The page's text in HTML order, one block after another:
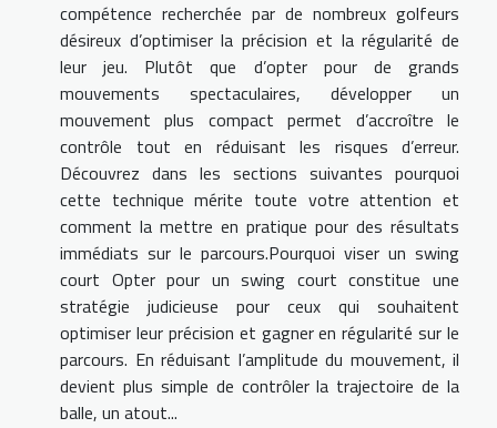
compétence recherchée par de nombreux golfeurs
désireux d’optimiser la précision et la régularité de
leur jeu. Plutôt que d’opter pour de grands
mouvements spectaculaires, développer un
mouvement plus compact permet d’accroître le
contrôle tout en réduisant les risques d’erreur.
Découvrez dans les sections suivantes pourquoi
cette technique mérite toute votre attention et
comment la mettre en pratique pour des résultats
immédiats sur le parcours.Pourquoi viser un swing
court Opter pour un swing court constitue une
stratégie judicieuse pour ceux qui souhaitent
optimiser leur précision et gagner en régularité sur le
parcours. En réduisant l’amplitude du mouvement, il
devient plus simple de contrôler la trajectoire de la
balle, un atout...